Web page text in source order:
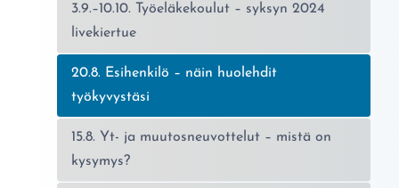
3.9.–10.10. Työeläkekoulut – syksyn 2024
livekiertue
Nykyinen sivu:
20.8. Esihenkilö – näin huolehdit
työkyvystäsi
15.8. Yt- ja muutosneuvottelut – mistä on
kysymys?